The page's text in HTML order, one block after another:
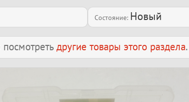
Состояние: Новый
другие товары этого раздела.